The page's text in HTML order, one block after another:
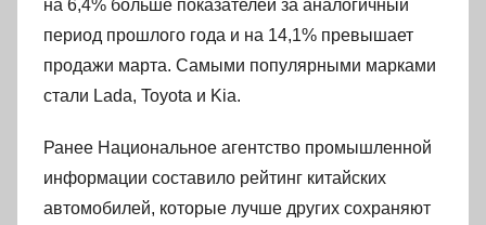
на 6,4% больше показателей за аналогичный
период прошлого года и на 14,1% превышает
продажи марта. Самыми популярными марками
стали Lada, Toyota и Kia.
Ранее Национальное агентство промышленной
информации составило рейтинг китайских
автомобилей, которые лучше других сохраняют